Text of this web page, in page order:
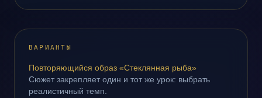
ВАРИАНТЫ
Повторяющийся образ «Стеклянная рыба»
Сюжет закрепляет один и тот же урок: выбрать
реалистичный темп.